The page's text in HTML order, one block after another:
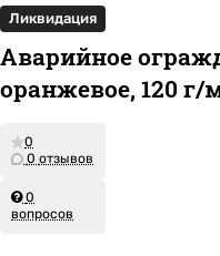
Ликвидация
Аварийное
оранжевое, 120 г/
0
0 отзывов
0
вопросов